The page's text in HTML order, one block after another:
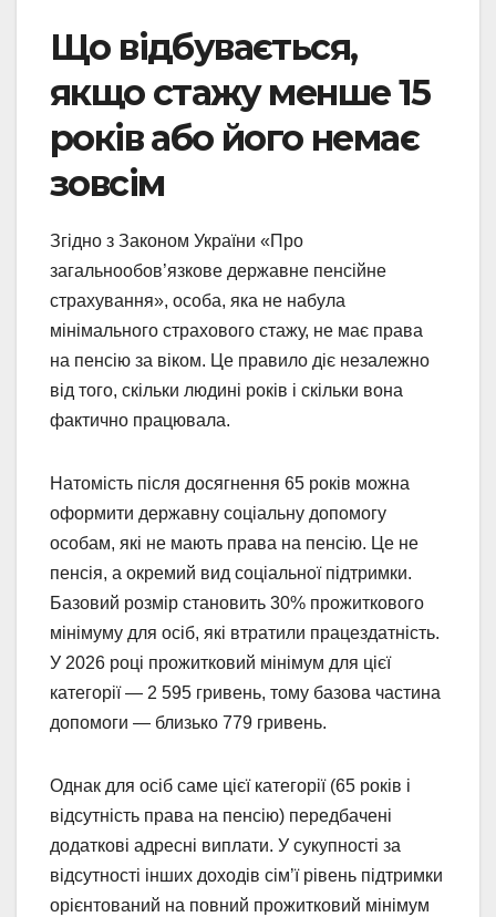
Що відбувається,
якщо стажу менше 15
років або його немає
зовсім
Згідно з Законом України «Про
загальнообов’язкове державне пенсійне
страхування», особа, яка не набула
мінімального страхового стажу, не має права
на пенсію за віком. Це правило діє незалежно
від того, скільки людині років і скільки вона
фактично працювала.
Натомість після досягнення 65 років можна
оформити державну соціальну допомогу
особам, які не мають права на пенсію. Це не
пенсія, а окремий вид соціальної підтримки.
Базовий розмір становить 30% прожиткового
мінімуму для осіб, які втратили працездатність.
У 2026 році прожитковий мінімум для цієї
категорії — 2 595 гривень, тому базова частина
допомоги — близько 779 гривень.
Однак для осіб саме цієї категорії (65 років і
відсутність права на пенсію) передбачені
додаткові адресні виплати. У сукупності за
відсутності інших доходів сім’ї рівень підтримки
орієнтований на повний прожитковий мінімум